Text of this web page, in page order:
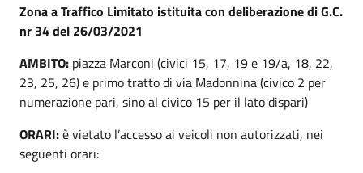
Zona a Traffico Limitato istituita con deliberazione di G.C.
nr 34 del 26/03/2021
AMBITO: piazza Marconi (civici 15, 17, 19 e 19/a, 18, 22,
23, 25, 26) e primo tratto di via Madonnina (civico 2 per
numerazione pari, sino al civico 15 per il lato dispari)
ORARI:è vietato l’accesso ai veicoli non autorizzati, nei
seguenti orari: